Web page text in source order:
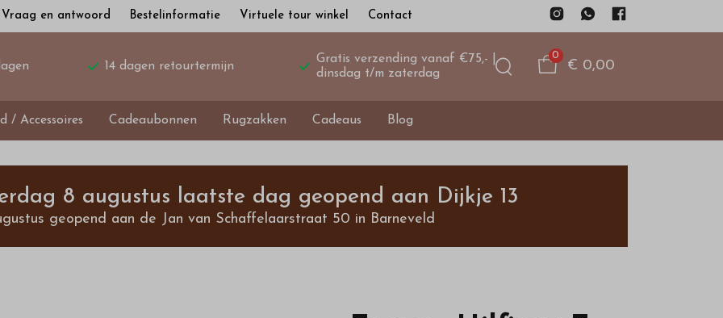
Vraag en antwoord Bestelinformatie Virtuele tour winkel Contact
14 dagen retourtermijn
Gratis verzending vanaf €75,- |
dinsdag t/m zaterdag
0
€ 0,00
/ Accessoires Cadeaubonnen Rugzakken Cadeaus Blog
8 augustus laatste dag geopend aan Dijkje 13
geopend aan de Jan van Schaffelaarstraat 50 in Barneveld